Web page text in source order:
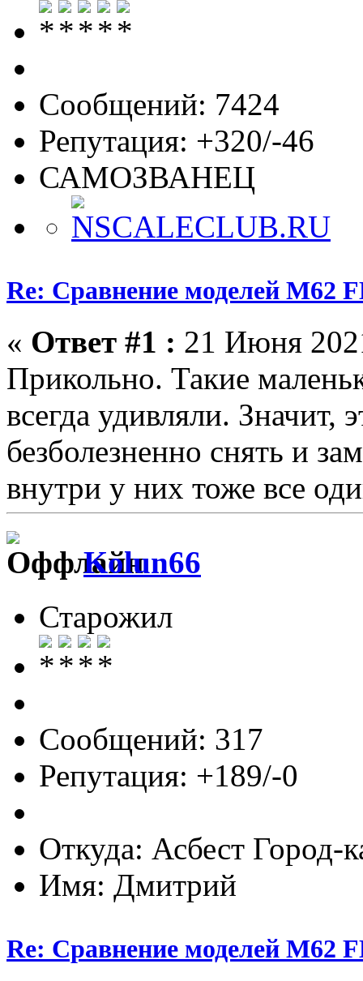
Сообщений: 7424
Репутация: +320/-46
САМОЗВАНЕЦ
Re: Сравнение моделей М62
« Ответ #1 : 21 Июня
Прикольно. Такие
всегда удивляли. Значит,
безболезненно снять и
внутри у них тоже все
Kolun66
Старожил
Сообщений: 317
Репутация: +189/-0
Откуда: Асбест Город-
Имя: Дмитрий
Re: Сравнение моделей М62